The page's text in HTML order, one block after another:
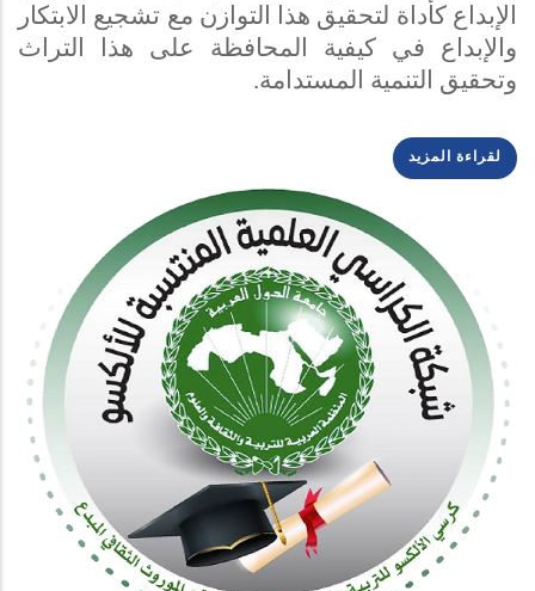
الإبداع كأداة لتحقيق هذا التوازن مع تشجيع الابتكار
والإبداع في كيفية المحافظة على هذا التراث
وتحقيق التنمية المستدامة.
لقراءة المزيد